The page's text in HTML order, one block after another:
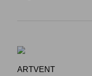
ARTVENT